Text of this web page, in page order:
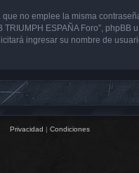
no emplee la misma
ESPAÑA Foro”,
ingresar su nombre de
Privacidad | Condiciones